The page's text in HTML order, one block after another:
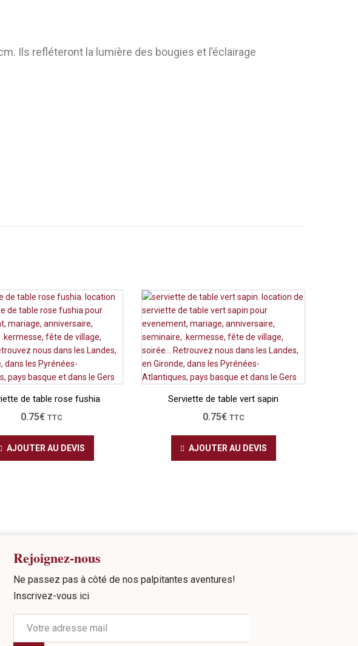
Ils refléteront la lumière des bougies et l’éclairage
de table rose fushia
0.75€ TTC
AJOUTER AU DEVIS
Serviette de table vert sapin
0.75€ TTC
AJOUTER AU DEVIS
Rejoignez-nous
Ne passez pas à côté de nos palpitantes aventures!
Inscrivez-vous ici